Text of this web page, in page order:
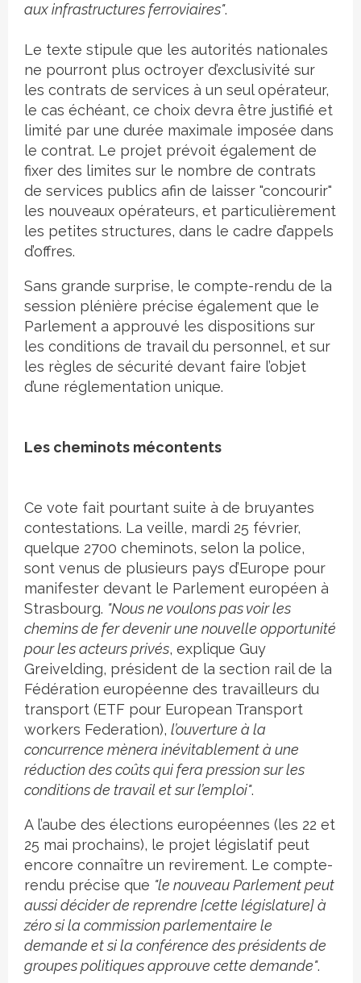
aux infrastructures ferroviaires".
Le texte stipule que les autorités nationales
ne pourront plus octroyer d’exclusivité sur
les contrats de services à un seul opérateur,
le cas échéant, ce choix devra être justifié et
limité par une durée maximale imposée dans
le contrat. Le projet prévoit également de
fixer des limites sur le nombre de contrats
de services publics afin de laisser "concourir"
les nouveaux opérateurs, et particulièrement
les petites structures, dans le cadre d’appels
d’offres.
Sans grande surprise, le compte-rendu de la
session plénière précise également que le
Parlement a approuvé les dispositions sur
les conditions de travail du personnel, et sur
les règles de sécurité devant faire l’objet
d’une réglementation unique.
Les cheminots mécontents
Ce vote fait pourtant suite à de bruyantes
contestations. La veille, mardi 25 février,
quelque 2700 cheminots, selon la police,
sont venus de plusieurs pays d’Europe pour
manifester devant le Parlement européen à
Strasbourg. "Nous ne voulons pas voir les
chemins de fer devenir une nouvelle opportunité
pour les acteurs privés, explique Guy
Greivelding, président de la section rail de la
Fédération européenne des travailleurs du
transport (ETF pour European Transport
workers Federation), l’ouverture à la
concurrence mènera inévitablement à une
réduction des coûts qui fera pression sur les
conditions de travail et sur l’emploi".
A l’aube des élections européennes (les 22 et
25 mai prochains), le projet législatif peut
encore connaître un revirement. Le compte-
rendu précise que "le nouveau Parlement peut
aussi décider de reprendre [cette législature] à
zéro si la commission parlementaire le
demande et si la conférence des présidents de
groupes politiques approuve cette demande".